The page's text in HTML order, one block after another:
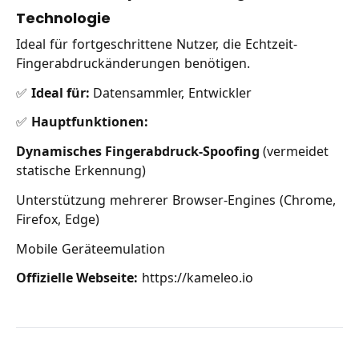
Technologie
Ideal für fortgeschrittene Nutzer, die Echtzeit-
Fingerabdruckänderungen benötigen.
✅ Ideal für: Datensammler, Entwickler
✅ Hauptfunktionen:
Dynamisches Fingerabdruck-Spoofing (vermeidet
statische Erkennung)
Unterstützung mehrerer Browser-Engines (Chrome,
Firefox, Edge)
Mobile Geräteemulation
Offizielle Webseite: https://kameleo.io